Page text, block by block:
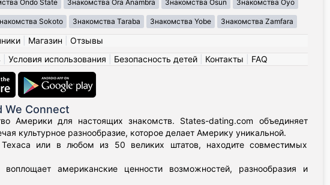
Ondo State Знакомства Ȯra Anambra Знакомства Osun Знакомства Oyo
Sokoto Знакомства Taraba Знакомства Yobe Знакомства Zamfara
| Магазин
Отзывы
Условия использования Безопасность детей Контакты FAQ
We Connect
Америки для настоящих знакомств. States-dating.com объединяет
культурное разнообразие, которое делает Америку уникальной.
или в любом из 50 великих штатов, находите совместимых
американские ценности возможностей, разнообразия и